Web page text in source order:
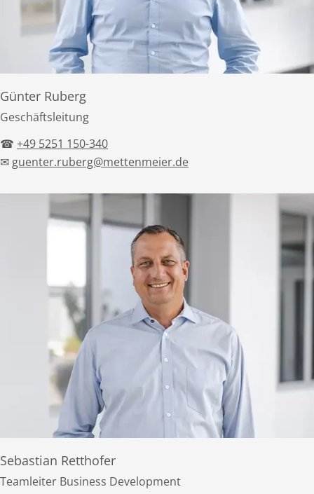
Günter Ruberg
Geschäftsleitung
☎ +49 5251 150-340
✉ guenter.ruberg@mettenmeier.de
Sebastian Retthofer
Teamleiter Business Development